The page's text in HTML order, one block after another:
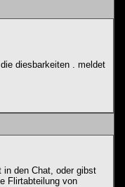
diesbarkeiten . meldet
in den Chat, oder gibst
Flirtabteilung von